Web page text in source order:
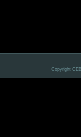
Copyright